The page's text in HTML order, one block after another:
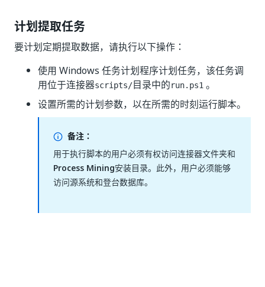
计划提取任务
要计划定期提取数据，请执行以下操作：
使用 Windows 任务计划程序计划任务，该任务调
用位于连接器scripts/目录中的run.ps1 。
设置所需的计划参数，以在所需的时刻运行脚本。
备注：
用于执行脚本的用户必须有权访问连接器文件夹和
Process Mining安装目录。此外，用户必须能够
访问源系统和登台数据库。